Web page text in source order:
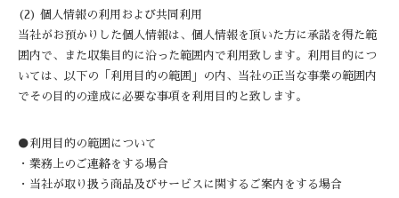
(2) 個人情報の利用および共同利用
当社がお預かりした個人情報は、個人情報を頂いた方に承諾を得た範
囲内で、また収集目的に沿った範囲内で利用致します。利用目的につ
いては、以下の「利用目的の範囲」の内、当社の正当な事業の範囲内
でその目的の達成に必要な事項を利用目的と致します。
●利用目的の範囲について
・業務上のご連絡をする場合
・当社が取り扱う商品及びサービスに関するご案内をする場合